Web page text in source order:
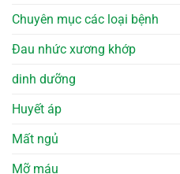
Chuyên mục các loại bệnh
Đau nhức xương khớp
dinh dưỡng
Huyết áp
Mất ngủ
Mỡ máu